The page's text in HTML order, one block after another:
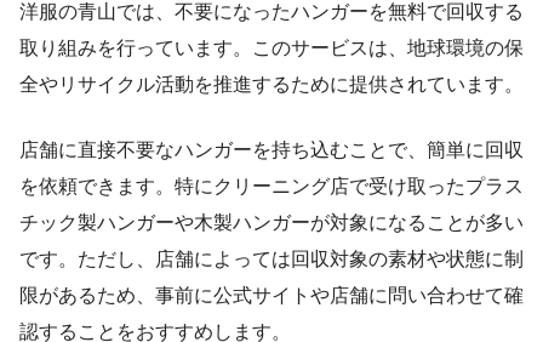
洋服の青山では、不要になったハンガーを無料で回収する
取り組みを行っています。このサービスは、地球環境の保
全やリサイクル活動を推進するために提供されています。
店舗に直接不要なハンガーを持ち込むことで、簡単に回収
を依頼できます。特にクリーニング店で受け取ったプラス
チック製ハンガーや木製ハンガーが対象になることが多い
です。ただし、店舗によっては回収対象の素材や状態に制
限があるため、事前に公式サイトや店舗に問い合わせて確
認することをおすすめします。